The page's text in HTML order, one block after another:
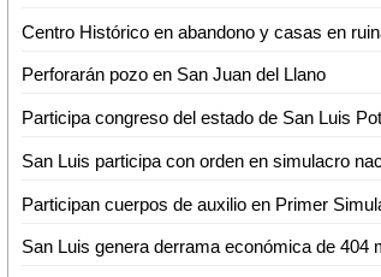
Perforarán pozo en San Juan del Llano